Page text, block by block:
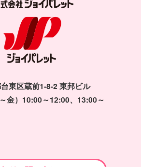
東区蔵前1-8-2 東邦ビル
金）10:00～12:00、13:00～